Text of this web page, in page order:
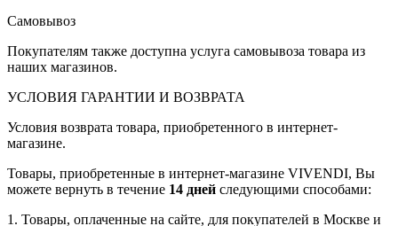
Самовывоз
Покупателям также доступна услуга самовывоза товара из
наших магазинов.
УСЛОВИЯ ГАРАНТИИ И ВОЗВРАТА
Условия возврата товара, приобретенного в интернет-
магазине.
Товары, приобретенные в интернет-магазине VIVENDI, Вы
можете вернуть в течение 14 дней следующими способами:
1. Товары, оплаченные на сайте, для покупателей в Москве и